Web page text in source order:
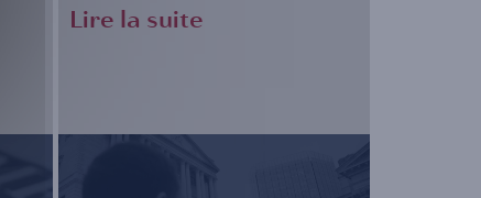
Lire la suite